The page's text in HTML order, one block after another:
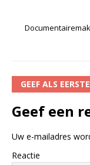
GEEF ALS
Geef een
Uw e-mailadres
Reactie